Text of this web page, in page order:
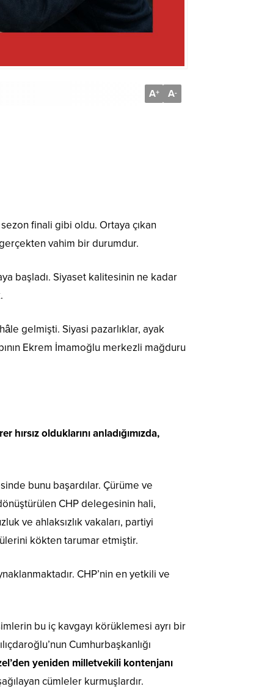
A+ A-
finali gibi oldu. Ortaya çıkan
vahim bir durumdur.
başladı. Siyaset kalitesinin ne kadar
gelmişti. Siyasi pazarlıklar, ayak
Ekrem İmamoğlu merkezli mağduru
hırsız olduklarını anladığımızda,
bunu başardılar. Çürüme ve
CHP delegesinin hali,
ve ahlaksızlık vakaları, partiyi
kökten tarumar etmiştir.
CHP’nin en yetkili ve
bu iç kavgayı körüklemesi ayrı bir
Cumhurbaşkanlığı
yeniden milletvekili kontenjanı
cümleler kurmuşlardır.